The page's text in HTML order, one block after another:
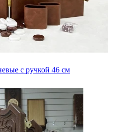
с ручкой 46 см